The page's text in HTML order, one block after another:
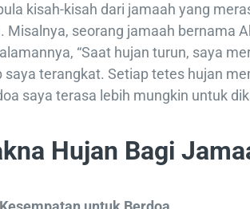
kisah-kisah dari jamaah yang
Misalnya, seorang jamaah bernama
“Saat hujan turun, saya
saya terangkat. Setiap tetes hujan
saya terasa lebih mungkin untuk
Hujan Bagi